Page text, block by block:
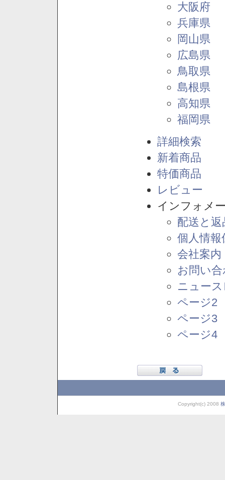
大阪府
兵庫県
岡山県
広島県
鳥取県
島根県
高知県
福岡県
詳細検索
新着商品
特価商品
レビュー
インフォメ
配送と
個人情報
会社案内
お問い
ニュー
ページ2
ページ3
ページ4
Copyright(c) 2008